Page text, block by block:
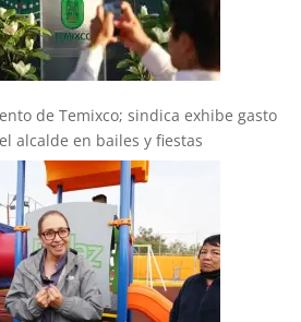
de Temixco; sindica exhibe gasto
alcalde en bailes y fiestas